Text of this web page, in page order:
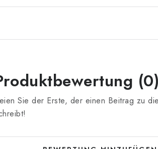
(0)
Sie der Erste, der einen Beitrag zu